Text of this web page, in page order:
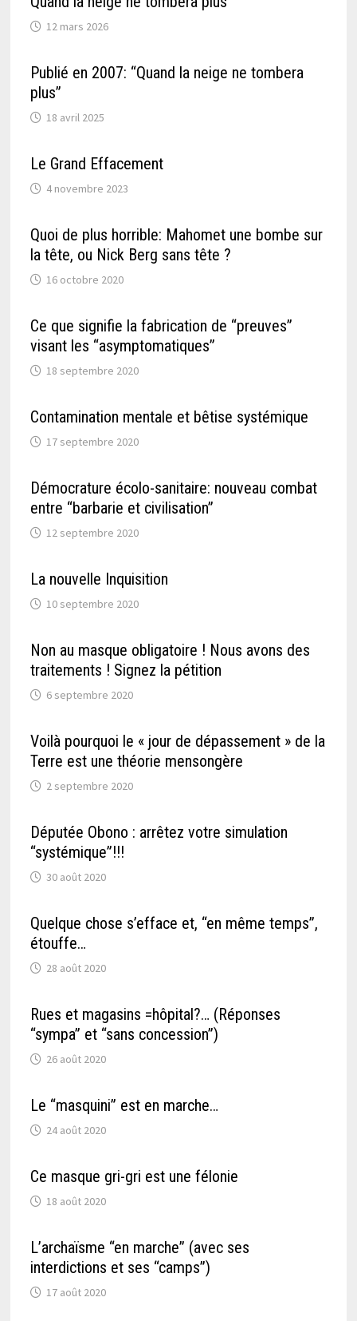
12 mars 2026
Publié en 2007: “Quand la neige ne tombera
plus”
18 avril 2025
Le Grand Effacement
4 novembre 2023
Quoi de plus horrible: Mahomet une bombe sur
la tête, ou Nick Berg sans tête ?
16 octobre 2020
Ce que signifie la fabrication de “preuves”
visant les “asymptomatiques”
18 septembre 2020
Contamination mentale et bêtise systémique
17 septembre 2020
Démocrature écolo-sanitaire: nouveau combat
entre “barbarie et civilisation”
12 septembre 2020
La nouvelle Inquisition
10 septembre 2020
Non au masque obligatoire ! Nous avons des
traitements ! Signez la pétition
6 septembre 2020
Voilà pourquoi le « jour de dépassement » de la
Terre est une théorie mensongère
2 septembre 2020
Députée Obono : arrêtez votre simulation
“systémique”!!!
30 août 2020
Quelque chose s’efface et, “en même temps”,
étouffe…
28 août 2020
Rues et magasins =hôpital?… (Réponses
“sympa” et “sans concession”)
26 août 2020
Le “masquini” est en marche…
24 août 2020
Ce masque gri-gri est une félonie
18 août 2020
L’archaïsme “en marche” (avec ses
interdictions et ses “camps”)
17 août 2020